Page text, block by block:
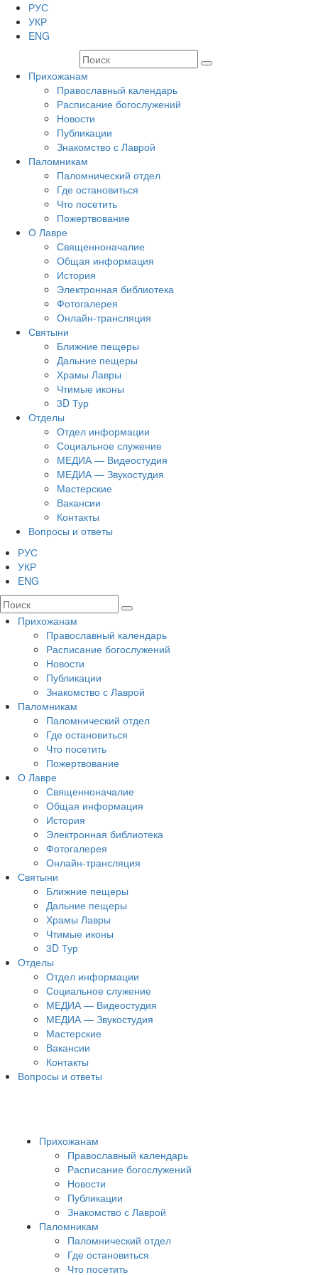
РУС
УКР
ENG
Прихожанам
Православный календарь
Расписание богослужений
Новости
Публикации
Знакомство с Лаврой
Паломникам
Паломнический отдел
Где остановиться
Что посетить
Пожертвование
О Лавре
Священноначалие
Общая информация
История
Электронная библиотека
Фотогалерея
Онлайн-трансляция
Святыни
Ближние пещеры
Дальние пещеры
Храмы Лавры
Чтимые иконы
3D Тур
Отделы
Отдел информации
Социальное служение
МЕДИА — Видеостудия
МЕДИА — Звукостудия
Мастерские
Вакансии
Контакты
Вопросы и ответы
РУС
УКР
ENG
Прихожанам
Православный календарь
Расписание богослужений
Новости
Публикации
Знакомство с Лаврой
Паломникам
Паломнический отдел
Где остановиться
Что посетить
Пожертвование
О Лавре
Священноначалие
Общая информация
История
Электронная библиотека
Фотогалерея
Онлайн-трансляция
Святыни
Ближние пещеры
Дальние пещеры
Храмы Лавры
Чтимые иконы
3D Тур
Отделы
Отдел информации
Социальное служение
МЕДИА — Видеостудия
МЕДИА — Звукостудия
Мастерские
Вакансии
Контакты
Вопросы и ответы
Прихожанам
Православный календарь
Расписание богослужений
Новости
Публикации
Знакомство с Лаврой
Паломникам
Паломнический отдел
Где остановиться
Что посетить